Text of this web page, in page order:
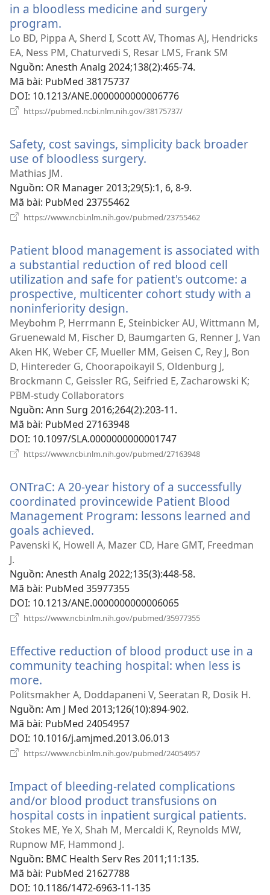
in a bloodless medicine and surgery
program.
cửa
sổ
mới)
Lo BD, Pippa A, Sherd I, Scott AV, Thomas AJ, Hendricks
EA, Ness PM, Chaturvedi S, Resar LMS, Frank SM
Nguồn‎: Anesth Analg 2024;138(2):465-74.
Mã bài‎: PubMed 38175737
DOI‎: 10.1213/ANE.0000000000006776
https://pubmed.ncbi.nlm.nih.gov/38175737/
mới)
Safety, cost savings, simplicity back broader
use of bloodless surgery.
sổ
Mathias JM.
Nguồn‎: OR Manager 2013;29(5):1, 6, 8-9.
Mã bài‎: PubMed 23755462
https://www.ncbi.nlm.nih.gov/pubmed/23755462
mới)
Patient blood management is associated with
a substantial reduction of red blood cell
utilization and safe for patient's outcome: a
prospective, multicenter cohort study with a
noninferiority design.
cửa
sổ
mới)
Meybohm P, Herrmann E, Steinbicker AU, Wittmann M,
Gruenewald M, Fischer D, Baumgarten G, Renner J, Van
Aken HK, Weber CF, Mueller MM, Geisen C, Rey J, Bon
D, Hintereder G, Choorapoikayil S, Oldenburg J,
Brockmann C, Geissler RG, Seifried E, Zacharowski K;
PBM-study Collaborators
Nguồn‎: Ann Surg 2016;264(2):203-11.
Mã bài‎: PubMed 27163948
DOI‎: 10.1097/SLA.0000000000001747
https://www.ncbi.nlm.nih.gov/pubmed/27163948
mới)
ONTraC: A 20-year history of a successfully
coordinated provincewide Patient Blood
Management Program: lessons learned and
goals achieved.
cửa
mới)
Pavenski K, Howell A, Mazer CD, Hare GMT, Freedman
J.
Nguồn‎: Anesth Analg 2022;135(3):448-58.
Mã bài‎: PubMed 35977355
DOI‎: 10.1213/ANE.0000000000006065
https://www.ncbi.nlm.nih.gov/pubmed/35977355
mới)
Effective reduction of blood product use in a
community teaching hospital: when less is
more.
cửa
sổ
mới)
Politsmakher A, Doddapaneni V, Seeratan R, Dosik H.
Nguồn‎: Am J Med 2013;126(10):894-902.
Mã bài‎: PubMed 24054957
DOI‎: 10.1016/j.amjmed.2013.06.013
https://www.ncbi.nlm.nih.gov/pubmed/24054957
mới)
Impact of bleeding-related complications
and/or blood product transfusions on
hospital costs in inpatient surgical patients.
Stokes ME, Ye X, Shah M, Mercaldi K, Reynolds MW,
Rupnow MF, Hammond J.
Nguồn‎: BMC Health Serv Res 2011;11:135.
Mã bài‎: PubMed 21627788
DOI‎: 10.1186/1472-6963-11-135